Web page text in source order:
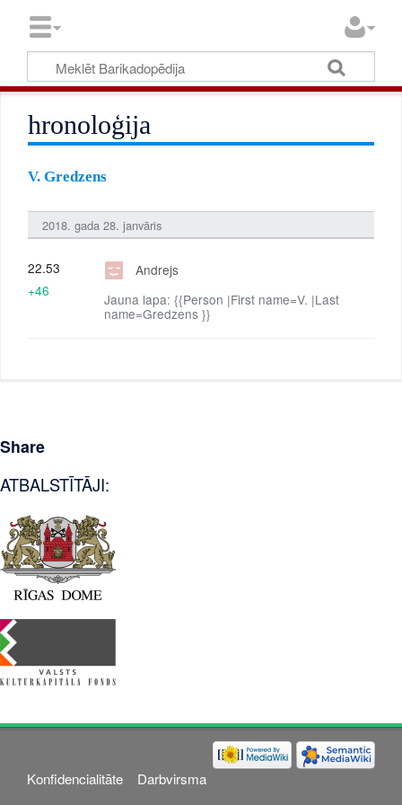
hronoloģija
V. Gredzens
2018. gada 28. janvāris
Andrejs
Jauna lapa: {{Person |First name=V. |Last
name=Gredzens }}
22.53
+46
Share
ATBALSTĪTĀJI:
Konfidencialitāte
Darbvirsma